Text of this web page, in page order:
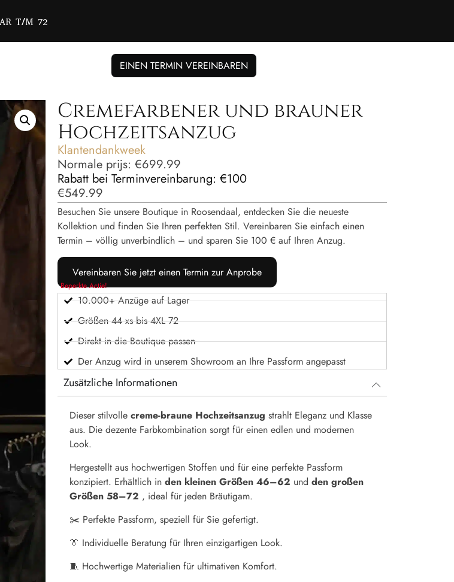
T/M 72
EINEN TERMIN VEREINBAREN
Cremefarbener und brauner
Hochzeitsanzug
Klantendankweek
Normale prijs: €699.99
Rabatt bei Terminvereinbarung: €100
€549.99
Besuchen Sie unsere Boutique in Roosendaal, entdecken Sie die neueste
Kollektion und finden Sie Ihren perfekten Stil. Vereinbaren Sie einfach einen
Termin – völlig unverbindlich – und sparen Sie 100 € auf Ihren Anzug.
Vereinbaren Sie jetzt einen Termin zur Anprobe
Beperkte Actie!
10.000+ Anzüge auf Lager
Größen 44 xs bis 4XL 72
Direkt in die Boutique passen
Der Anzug wird in unserem Showroom an Ihre Passform angepasst
Zusätzliche Informationen
Dieser stilvolle creme-braune Hochzeitsanzug strahlt Eleganz und Klasse
aus. Die dezente Farbkombination sorgt für einen edlen und modernen
Look.
Hergestellt aus hochwertigen Stoffen und für eine perfekte Passform
konzipiert. Erhältlich in den kleinen Größen 46–62 und den großen
Größen 58–72 , ideal für jeden Bräutigam.
✂️ Perfekte Passform, speziell für Sie gefertigt.
👔 Individuelle Beratung für Ihren einzigartigen Look.
🧵 Hochwertige Materialien für ultimativen Komfort.